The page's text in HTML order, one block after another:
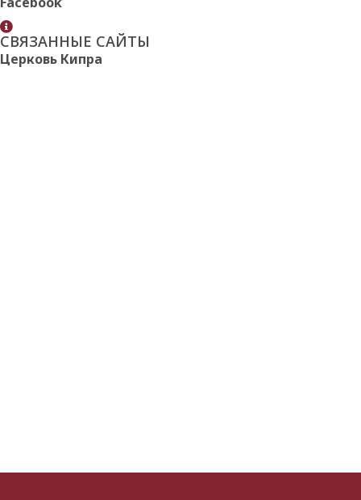
СВЯЗАННЫЕ САЙТЫ
Церковь Кипра